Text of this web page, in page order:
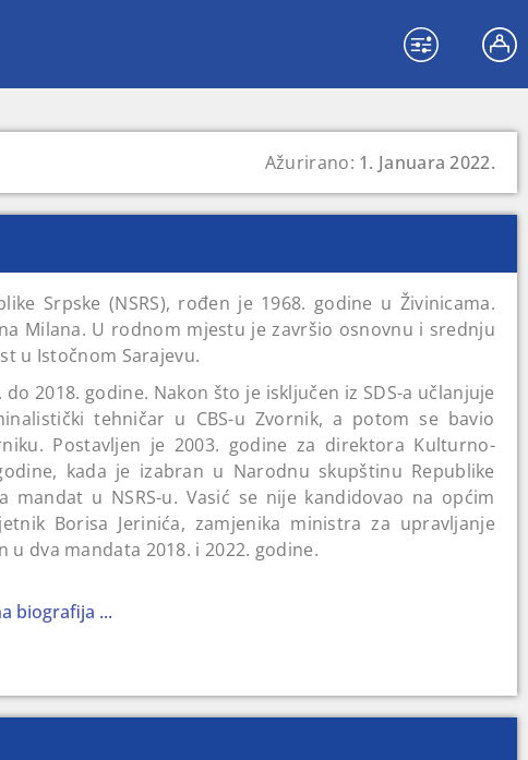
Ažurirano: 1. Januara 2022.
Srpske (NSRS), rođen je 1968. godine u Živinicama.
Milana. U rodnom mjestu je završio osnovnu i srednju
u Istočnom Sarajevu.
2018. godine. Nakon što je isključen iz SDS-a učlanjuje
tehničar u CBS-u Zvornik, a potom se bavio
Postavljen je 2003. godine za direktora Kulturno-
kada je izabran u Narodnu skupštinu Republike
u NSRS-u. Vasić se nije kandidovao na općim
Borisa Jerinića, zamjenika ministra za upravljanje
u dva mandata 2018. i 2022. godine.
zatvora.
biografija ...